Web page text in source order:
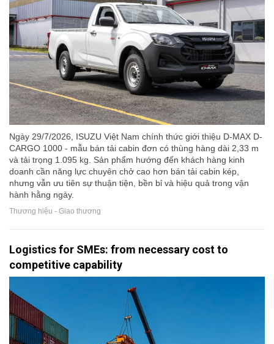
Ngày 29/7/2026, ISUZU Việt Nam chính thức giới thiệu D-MAX D-
CARGO 1000 - mẫu bán tải cabin đơn có thùng hàng dài 2,33 m
và tải trọng 1.095 kg. Sản phẩm hướng đến khách hàng kinh
doanh cần năng lực chuyên chở cao hơn bán tải cabin kép,
nhưng vẫn ưu tiên sự thuận tiện, bền bỉ và hiệu quả trong vận
hành hằng ngày.
Thương hiệu - Giao thương
Logistics for SMEs: from necessary cost to
competitive capability